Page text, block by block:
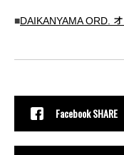
■DAIKANYAMA ORD.
Facebook SHARE